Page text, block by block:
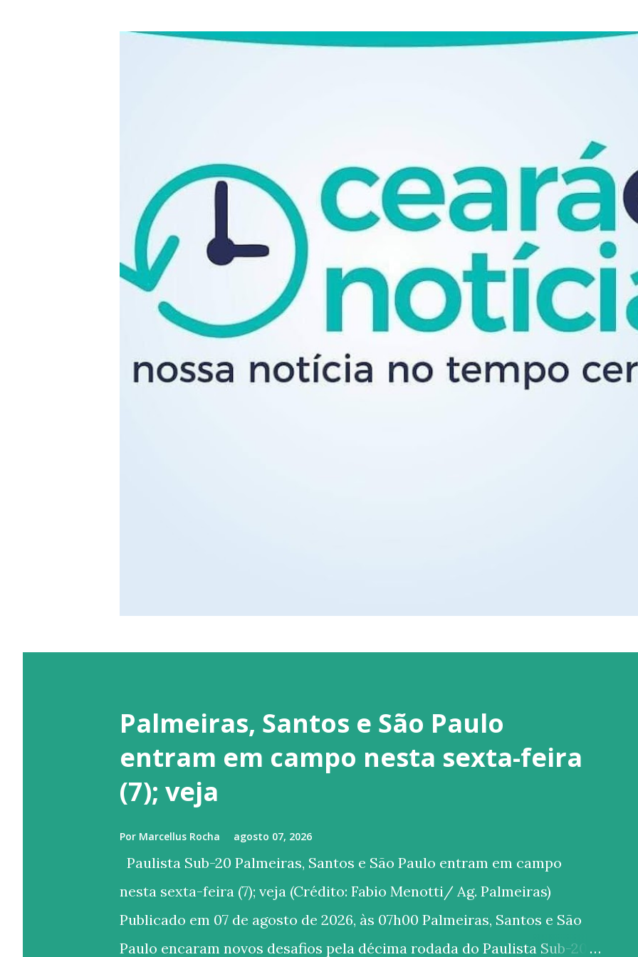
Palmeiras, Santos e São Paulo
entram em campo nesta sexta-feira
(7); veja
Por Marcellus Rocha agosto 07, 2026
Paulista Sub-20 Palmeiras, Santos e São Paulo entram em campo
nesta sexta-feira (7); veja (Crédito: Fabio Menotti/ Ag. Palmeiras)
Publicado em 07 de agosto de 2026, às 07h00 Palmeiras, Santos e São
Paulo encaram novos desafios pela décima rodada do Paulista Sub-20